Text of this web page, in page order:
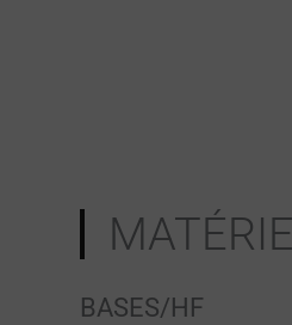
BASES/HF